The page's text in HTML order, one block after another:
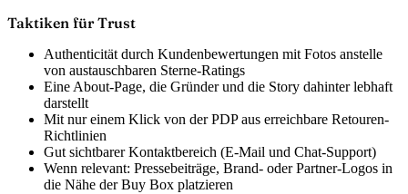
Taktiken für Trust
Authenticität durch Kundenbewertungen mit Fotos anstelle
von austauschbaren Sterne-Ratings
Eine About-Page, die Gründer und die Story dahinter lebhaft
darstellt
Mit nur einem Klick von der PDP aus erreichbare Retouren-
Richtlinien
Gut sichtbarer Kontaktbereich (E-Mail und Chat-Support)
Wenn relevant: Pressebeiträge, Brand- oder Partner-Logos in
die Nähe der Buy Box platzieren